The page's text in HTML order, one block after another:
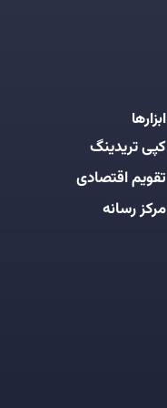
ابزارها
کپی تریدینگ
تقویم اقتصادی
مرکز رسانه